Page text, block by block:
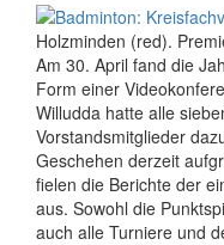
Holzminden (red).
Am 30. April fand die
Form einer
Willudda hatte alle
Vorstandsmitglieder
Geschehen derzeit
fielen die Berichte der
aus. Sowohl die
auch alle Turniere und